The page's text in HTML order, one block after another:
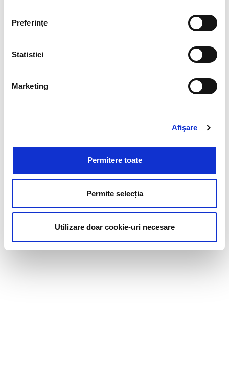
Preferinţe
Statistici
Marketing
Afişare
Permitere toate
Permite selecția
Utilizare doar cookie-uri necesare